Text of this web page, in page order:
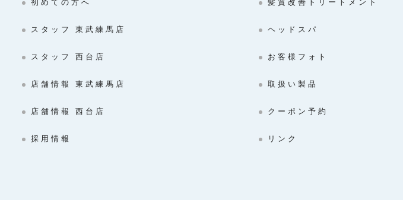
初めての方へ
スタッフ 東武練馬店
スタッフ 西台店
店舗情報 東武練馬店
店舗情報 西台店
採用情報
髪質改善トリートメント
ヘッドスパ
お客様フォト
取扱い製品
クーポン予約
リンク